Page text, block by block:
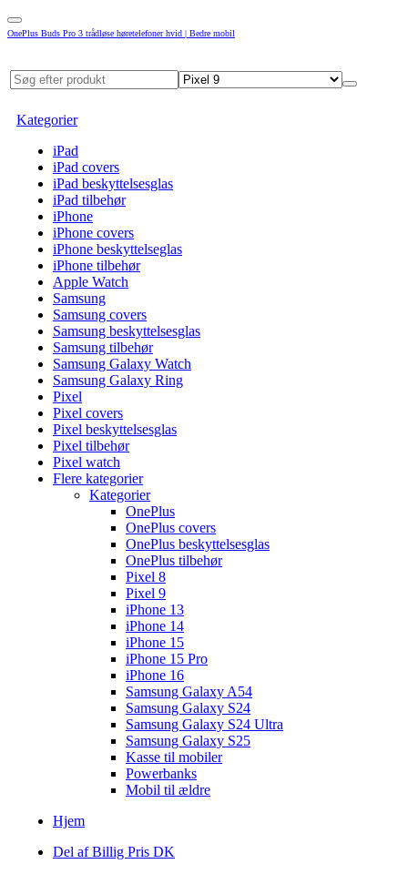
OnePlus Buds Pro 3 trådløse høretelefoner hvid | Bedre mobil
Kategorier
iPad
iPad covers
iPad beskyttelsesglas
iPad tilbehør
iPhone
iPhone covers
iPhone beskyttelseglas
iPhone tilbehør
Apple Watch
Samsung
Samsung covers
Samsung beskyttelsesglas
Samsung tilbehør
Samsung Galaxy Watch
Samsung Galaxy Ring
Pixel
Pixel covers
Pixel beskyttelsesglas
Pixel tilbehør
Pixel watch
Flere kategorier
Kategorier
OnePlus
OnePlus covers
OnePlus beskyttelsesglas
OnePlus tilbehør
Pixel 8
Pixel 9
iPhone 13
iPhone 14
iPhone 15
iPhone 15 Pro
iPhone 16
Samsung Galaxy A54
Samsung Galaxy S24
Samsung Galaxy S24 Ultra
Samsung Galaxy S25
Kasse til mobiler
Powerbanks
Mobil til ældre
Hjem
Del af Billig Pris DK